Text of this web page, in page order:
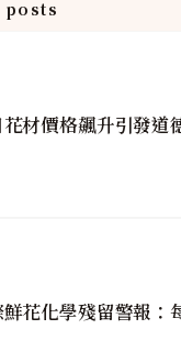
材價格飆升引發道
花化學殘留警報：